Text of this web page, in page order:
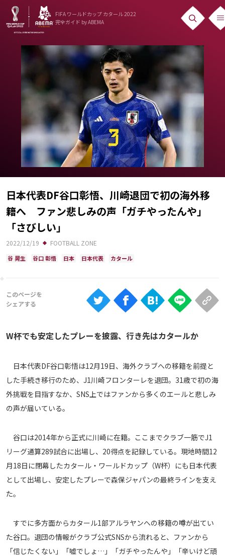
FIFA ワールドカップ カタール 2022
完全ガイド by ABEMA
ニュース
News
出場国
日本代表
Team Japan
日程・結果
Schedule
ランキング
Ranking
大会について
視聴方法
iOS Apps
Android
Web
メディアアライアンス
日本代表DF谷口彰悟、川崎退団で初の海外移
籍へ ファン悲しみの声「ガチやったんや」
「さびしい」
2022/12/19 FOOTBALL ZONE
谷 晃生 谷口 彰悟 日本 日本代表 カタール
W杯でも安定したプレーを披露、行き先はカタールか
日本代表DF谷口彰悟は12月19日、海外クラブへの移籍を前提と
した手続き移行のため、J1川崎フロンターレを退団。31歳で初の海
外挑戦を目指すなか、SNS上ではファンから多くのエールと悲しみ
の声が届いている。
谷口は2014年から正式に川崎に在籍。ここまでクラブ一筋でJ1
リーグ通算289試合に出場し、20得点を記録している。現地時間12
月18日に閉幕したカタール・ワールドカップ（W杯）にも日本代表
として出場し、安定したプレーで森保ジャパンの最終ラインを支え
た。
すでに多方面からカタール1部アルラヤンへの移籍の噂が出てい
た谷口。退団の情報がクラブ公式SNSから流れると、ファンから
「信じたくない」「嘘でしょ…」「ガチやったんや」「辛いけど頑